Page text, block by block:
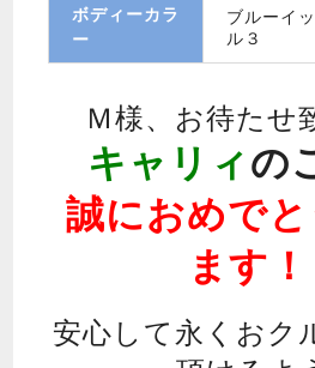
ボディーカラ
ー
ブルーイ
ル３
Ｍ様、お待たせ
キャリィの
誠におめで
ます！
安心して永くおク